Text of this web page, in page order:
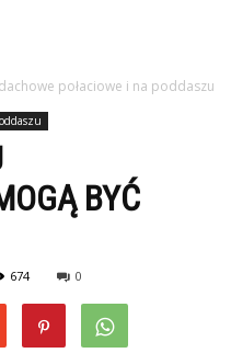
połaciowe i na poddaszu
BYĆ
674 0